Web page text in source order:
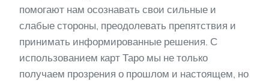
помогают нам осознавать свои сильные и
слабые стороны, преодолевать препятствия и
принимать информированные решения. С
использованием карт Таро мы не только
получаем прозрения о прошлом и настоящем, но